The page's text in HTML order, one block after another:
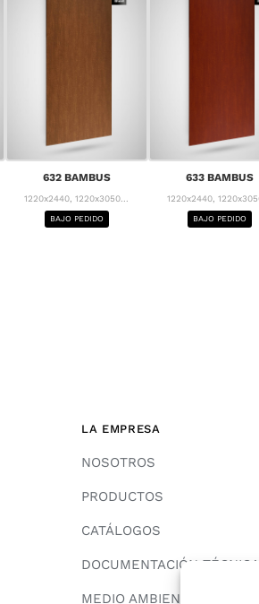
632 BAMBUS
1220x2440, 1220x3050...
BAJO PEDIDO
633 BAMBUS
1220x2440,
BAJO PEDIDO
LA EMPRESA
NOSOTROS
PRODUCTOS
CATÁLOGOS
DOCUMENTACIÓN TÉCNICA
MEDIO AMBIENTE